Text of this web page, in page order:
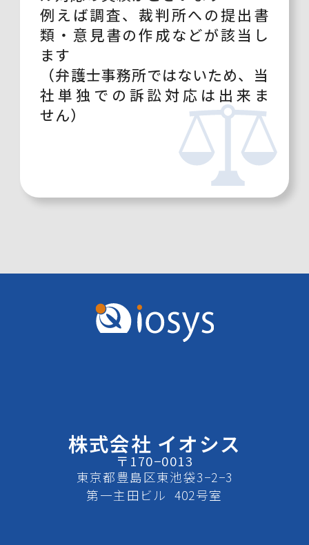
例えば調査、 裁判所への提出書
類・ 意見書の作成などが該当し
ます
（弁護士事務所ではないため、 当
社単独での訴訟対応は出来ま
せん）
株式会社 イオシス
〒170−0013
東京都豊島区東池袋3−2−3
第一主田ビル 402号室